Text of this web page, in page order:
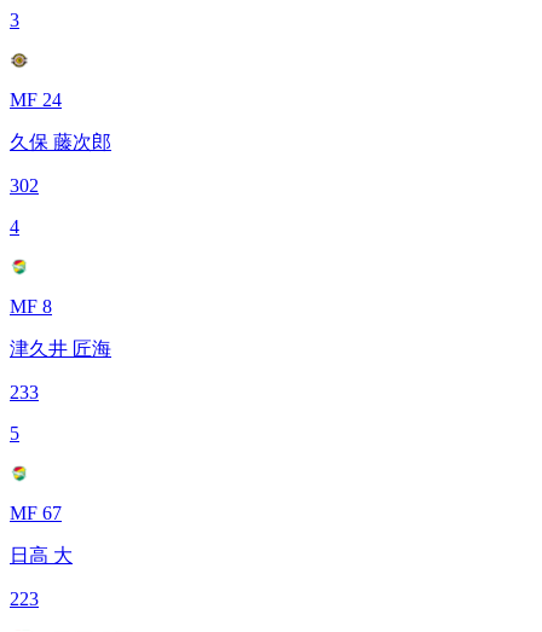
3
MF 24
久保 藤次郎
302
4
MF 8
津久井 匠海
233
5
MF 67
日高 大
223